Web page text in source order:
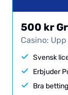
500 kr
Casino:
Svensk
Erbjuder
Bra